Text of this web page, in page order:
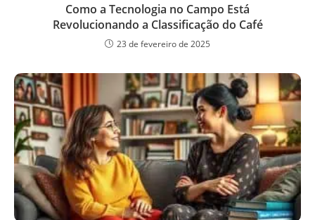
Como a Tecnologia no Campo Está
Revolucionando a Classificação do Café
23 de fevereiro de 2025